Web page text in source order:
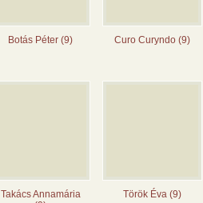
Botás Péter (9) Curo Curyndo (9)
Takács Annamária
Török Éva (9)